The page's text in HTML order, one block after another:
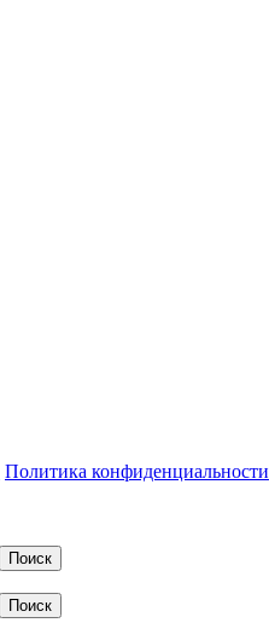
Политика конфиденциальности